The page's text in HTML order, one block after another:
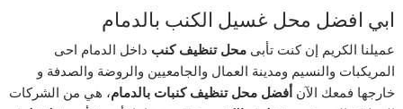
ابي افضل محل غسيل الكنب بالدمام
عميلنا الكريم إن كنت تأبىمحل تنظيف كنب داخل الدمام احى
المريكبات والنسيم ومدينة العمال والجامعيين والروضة والصدفة و
خارجها فمعك الآنأفضل محل تنظيف كنبات بالدمام، هي من الشركات